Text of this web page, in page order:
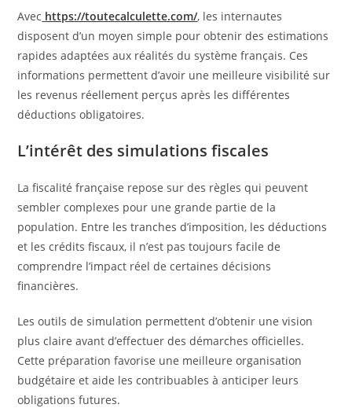
Avec https://toutecalculette.com/, les internautes
disposent d’un moyen simple pour obtenir des estimations
rapides adaptées aux réalités du système français. Ces
informations permettent d’avoir une meilleure visibilité sur
les revenus réellement perçus après les différentes
déductions obligatoires.
L’intérêt des simulations fiscales
La fiscalité française repose sur des règles qui peuvent
sembler complexes pour une grande partie de la
population. Entre les tranches d’imposition, les déductions
et les crédits fiscaux, il n’est pas toujours facile de
comprendre l’impact réel de certaines décisions
financières.
Les outils de simulation permettent d’obtenir une vision
plus claire avant d’effectuer des démarches officielles.
Cette préparation favorise une meilleure organisation
budgétaire et aide les contribuables à anticiper leurs
obligations futures.